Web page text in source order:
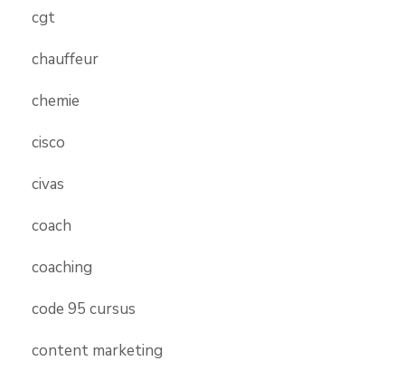
cgt
chauffeur
chemie
cisco
civas
coach
coaching
code 95 cursus
content marketing